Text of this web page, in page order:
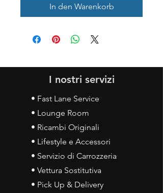
In den Warenkorb
I nostri servizi
• Fast Lane Service
• Lounge Room
• Ricambi Originali
• Lifestyle e Accessori
• Servizio di Carrozzeria
• Vettura Sostitutiva
• Pick Up & Delivery